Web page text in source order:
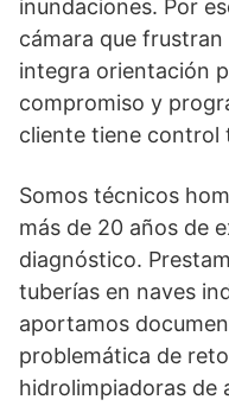
inundaciones. Por
cámara que
integra orientación
compromiso y
cliente tiene control
Somos técnicos
más de 20 años de
diagnóstico.
tuberías en naves
aportamos
problemática de
hidrolimpiadoras de